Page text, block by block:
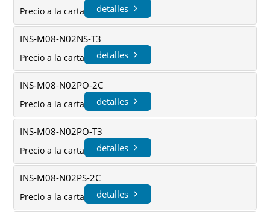
Precio a la carta detalles
INS-M08-N02NS-T3
Precio a la carta detalles
INS-M08-N02PO-2C
Precio a la carta detalles
INS-M08-N02PO-T3
Precio a la carta detalles
INS-M08-N02PS-2C
Precio a la carta detalles